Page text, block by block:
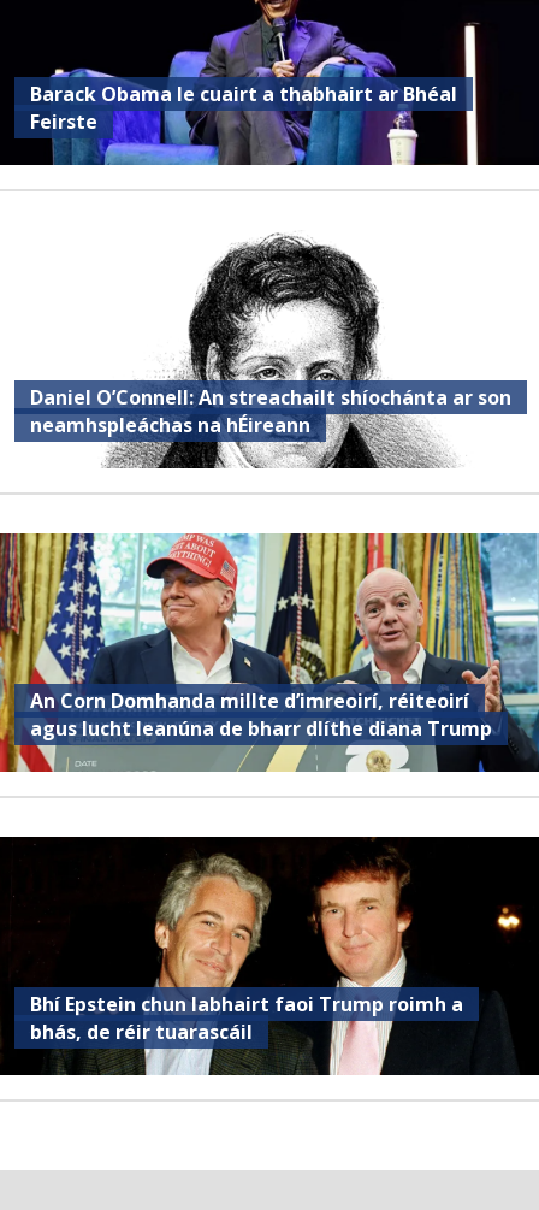
Barack Obama le cuairt a thabhairt ar Bhéal
Feirste
Daniel O’Connell: An streachailt shíochánta ar son
neamhspleáchas na hÉireann
An Corn Domhanda millte d’imreoirí, réiteoirí
agus lucht leanúna de bharr dlíthe diana Trump
Bhí Epstein chun labhairt faoi Trump roimh a
bhás, de réir tuarascáil